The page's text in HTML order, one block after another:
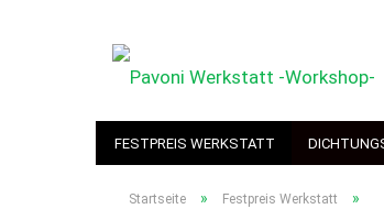
FESTPREIS WERKSTATT
Startseite » Festpreis Werkstatt »